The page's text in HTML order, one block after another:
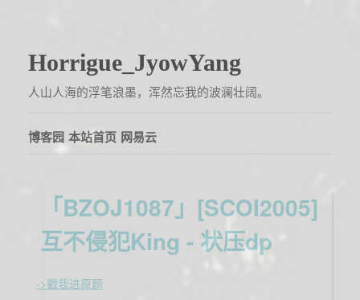
Horrigue_JyowYang
人山人海的浮笔浪墨，浑然忘我的波澜壮阔。
博客园 本站首页 网易云
「BZOJ1087」[SCOI2005]
互不侵犯King - 状压dp
->戳我进原题